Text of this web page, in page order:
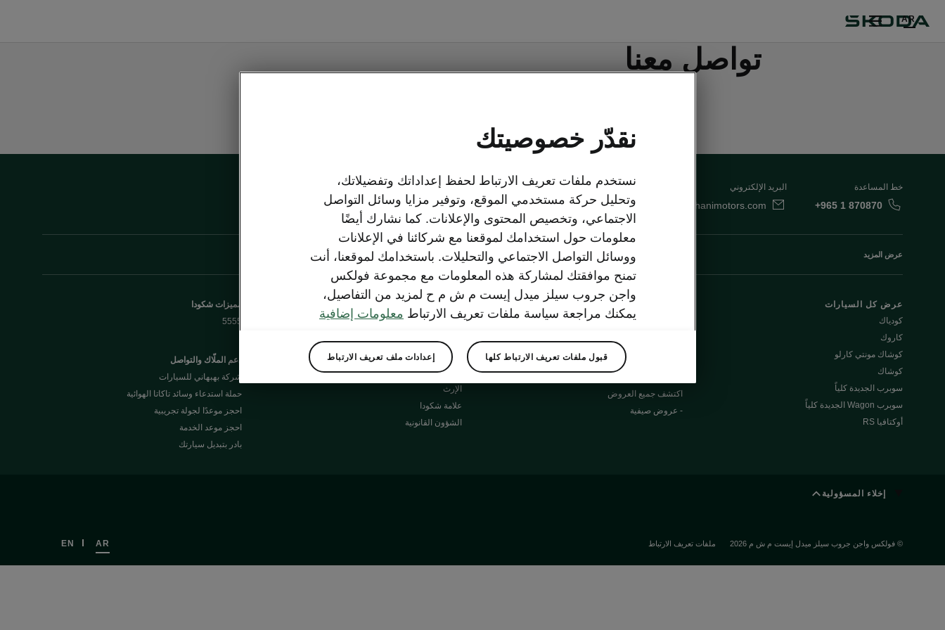
AR
تواصل معنا
خط المساعدة
+965 1 870870
البريد الإلكتروني
Skoda-Kuwait@behbehanimotors.com نموذج التواصل على الإنترنت
عرض المزيد
عرض كل السيارات
كودياك
كاروك
كوشاك مونتي كارلو
كوشاك
سوبرب الجديدة كلياً
سوبرب Wagon الجديدة كلياً
أوكتافيا RS
اكتشف جميع العروض
- عروض صيفية
اكتشف شكودا
نبذة عنّا
Simply Clever
شكودا أوتو الشركة
الإرث
علامة شكودا
الشؤون القانونية
مميزات شكودا
5555
دعم الملّاك والتواصل
شركة بهبهاني للسيارات
حملة استدعاء وسائد تاكاتا الهوائية
احجز موعدًا لجولة تجريبية
احجز موعد الخدمة
بادر بتبديل سيارتك
إخلاء المسؤولية
© فولكس واجن جروب سيلز ميدل إيست م ش م 2026 ملفات تعريف الارتباط AR
EN
نقدّر خصوصيتك
نستخدم ملفات تعريف الارتباط لحفظ إعداداتك وتفضيلاتك،
وتحليل حركة مستخدمي الموقع، وتوفير مزايا وسائل التواصل
الاجتماعي، وتخصيص المحتوى والإعلانات. كما نشارك أيضًا
معلومات حول استخدامك لموقعنا مع شركائنا في الإعلانات
ووسائل التواصل الاجتماعي والتحليلات. باستخدامك لموقعنا، أنت
تمنح موافقتك لمشاركة هذه المعلومات مع مجموعة فولكس
واجن جروب سيلز ميدل إيست م ش م ح لمزيد من التفاصيل،
يمكنك مراجعة سياسة ملفات تعريف الارتباط معلومات إضافية
قبول ملفات تعريف الارتباط كلها إعدادات ملف تعريف الارتباط